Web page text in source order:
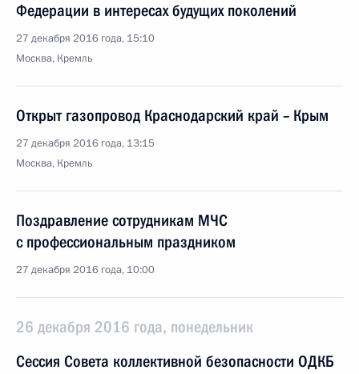
Федерации в интересах будущих поколений
27 декабря 2016 года, 15:10
Москва, Кремль
Открыт газопровод Краснодарский край – Крым
27 декабря 2016 года, 13:15
Москва, Кремль
Поздравление сотрудникам МЧС
с профессиональным праздником
27 декабря 2016 года, 10:00
26 декабря 2016 года, понедельник
Сессия Совета коллективной безопасности ОДКБ